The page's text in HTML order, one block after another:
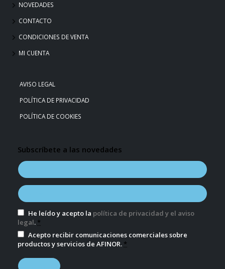
NOVEDADES
CONTACTO
CONDICIONES DE VENTA
MI CUENTA
AVISO LEGAL
POLÍTICA DE PRIVACIDAD
POLÍTICA DE COOKIES
Subscríbete a las novedades
He leído y acepto la política de privacidad y el aviso
legal. *
Acepto recibir comunicaciones comerciales sobre
productos y servicios de AFINOR. *